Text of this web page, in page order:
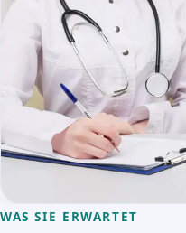
WAS SIE ERWARTET